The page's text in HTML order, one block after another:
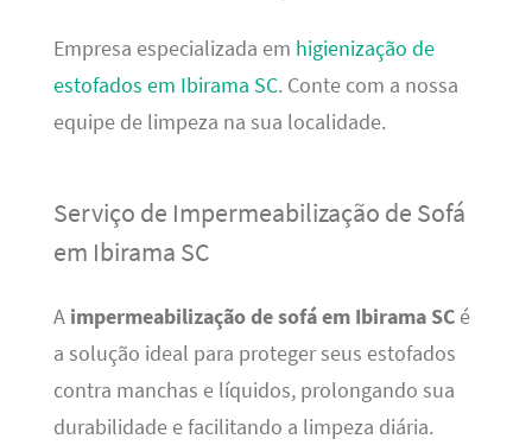
Empresa especializada em higienização de
estofados em Ibirama SC. Conte com a nossa
equipe de limpeza na sua localidade.
Serviço de Impermeabilização de Sofá
em Ibirama SC
A impermeabilização de sofá em Ibirama SCé
a solução ideal para proteger seus estofados
contra manchas e líquidos, prolongando sua
durabilidade e facilitando a limpeza diária.